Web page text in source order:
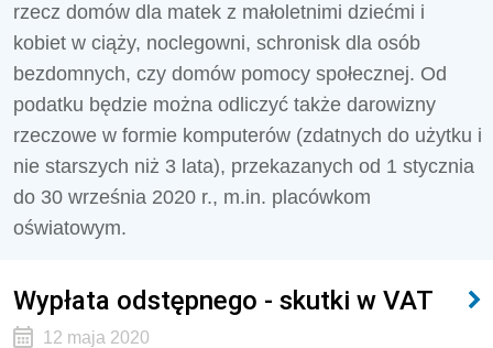
rzecz domów dla matek z małoletnimi dziećmi i
kobiet w ciąży, noclegowni, schronisk dla osób
bezdomnych, czy domów pomocy społecznej. Od
podatku będzie można odliczyć także darowizny
rzeczowe w formie komputerów (zdatnych do użytku i
nie starszych niż 3 lata), przekazanych od 1 stycznia
do 30 września 2020 r., m.in. placówkom
oświatowym.
Wypłata odstępnego - skutki w VAT
12 maja 2020